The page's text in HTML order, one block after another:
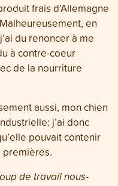
frais d’Allemagne
en
du renoncer à me
à contre-coeur
de la nourriture
aussi, mon chien
j’ai donc
pouvait contenir
premières.
de travail nous-